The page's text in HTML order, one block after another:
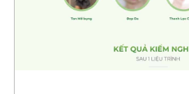
CHI TIẾT
XEM THỰC TẾ